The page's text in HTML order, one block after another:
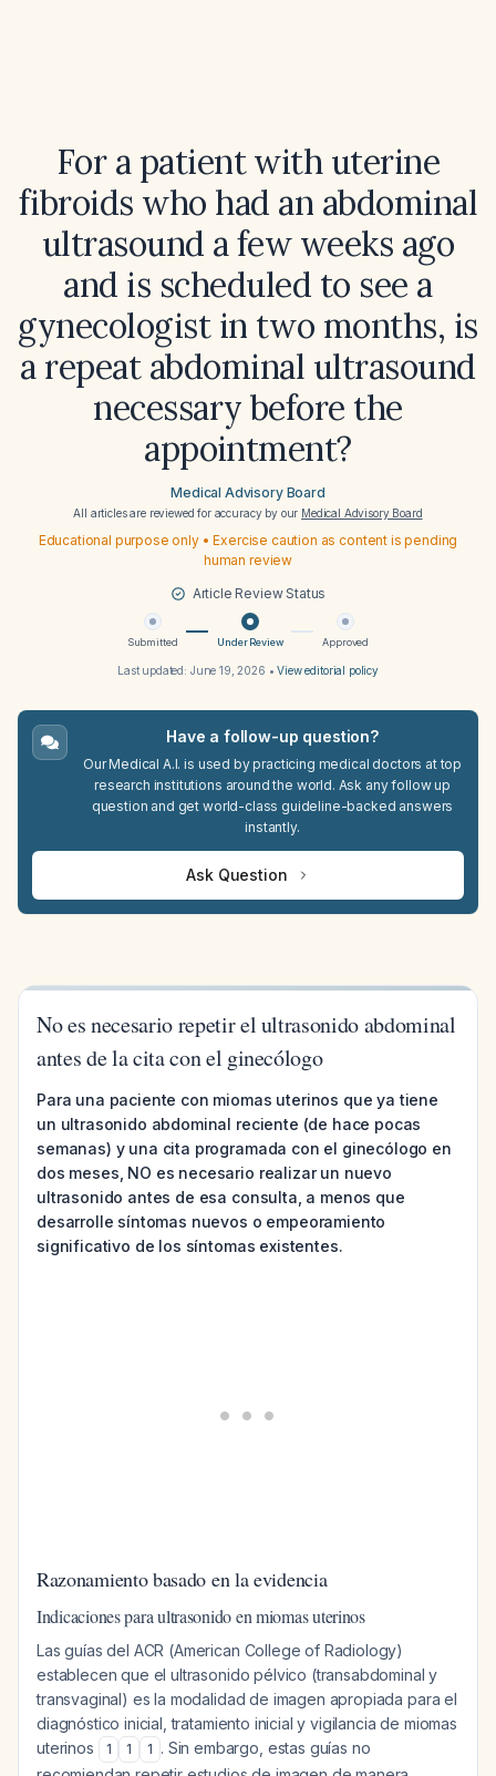
For a patient with uterine
fibroids who had an abdominal
ultrasound a few weeks ago
and is scheduled to see a
gynecologist in two months, is
a repeat abdominal ultrasound
necessary before the
appointment?
Medical Advisory Board
All articles are reviewed for accuracy by our Medical Advisory Board
Educational purpose only • Exercise caution as content is pending
human review
Article Review Status
Submitted Under Review Approved
Last updated: June 19, 2026 •View editorial policy
Have a follow-up question?
Our Medical A.I. is used by practicing medical doctors at top
research institutions around the world. Ask any follow up
question and get world-class guideline-backed answers
instantly.
Ask Question
No es necesario repetir el ultrasonido abdominal
antes de la cita con el ginecólogo
Para una paciente con miomas uterinos que ya tiene
un ultrasonido abdominal reciente (de hace pocas
semanas) y una cita programada con el ginecólogo en
dos meses, NO es necesario realizar un nuevo
ultrasonido antes de esa consulta, a menos que
desarrolle síntomas nuevos o empeoramiento
significativo de los síntomas existentes.
Razonamiento basado en la evidencia
Indicaciones para ultrasonido en miomas uterinos
Las guías del ACR (American College of Radiology)
establecen que el ultrasonido pélvico (transabdominal y
transvaginal) es la modalidad de imagen apropiada para el
diagnóstico inicial, tratamiento inicial y vigilancia de miomas
uterinos
1 1 1 . Sin embargo, estas guías no